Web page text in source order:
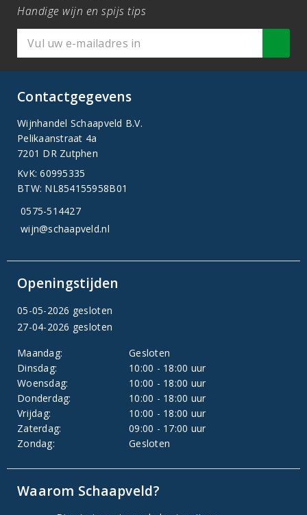
Handige wijn en spijs tips
Contactgegevens
Wijnhandel Schaapveld B.V.
Pelikaanstraat 4a
7201 DR Zutphen
KvK: 60995335
BTW: NL854155958B01
0575-514427
wijn@schaapveld.nl
Openingstijden
05-05-2026 gesloten
27-04-2026 gesloten
Maandag:
Gesloten
Dinsdag:
10:00 - 18:00 uur
Woensdag:
10:00 - 18:00 uur
Donderdag:
10:00 - 18:00 uur
Vrijdag:
10:00 - 18:00 uur
Zaterdag:
09:00 - 17:00 uur
Zondag:
Gesloten
Waarom Schaapveld?